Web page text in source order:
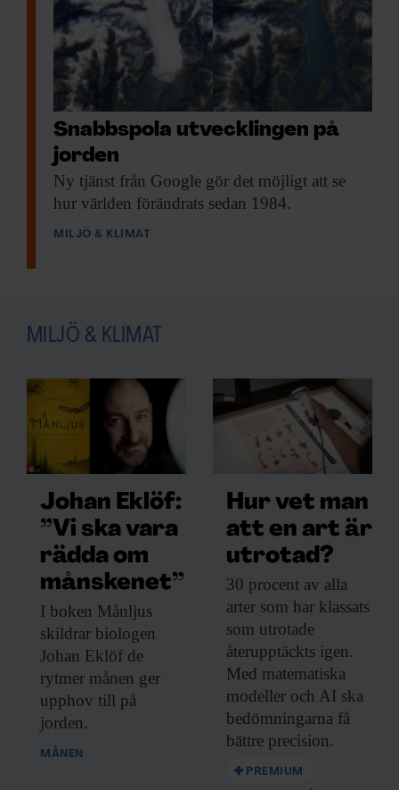
F&F I DIN MEJLBOX!
Håll dig uppdaterad med
F&F:s nyhetsbrev!
Beställ nyhetsbrev
KUNSKAP BASERAD PÅ VETENSKAP
Prenumerera på
Forskning & Framsteg!
Inlogg tillfof.se och app • E-tidning
Nyhetsbrev • Rabatt på våra
evenemang
Beställ i dag!
Snabbspola utvecklingen på
jorden
Ny tjänst från Google gör det möjligt att se
hur världen förändrats sedan 1984.
MILJÖ & KLIMAT
MILJÖ & KLIMAT
Johan Eklöf:
”Vi ska vara
rädda om
månskenet”
I boken Månljus
skildrar biologen
Johan Eklöf de
rytmer månen ger
upphov till på
jorden.
MÅNEN
Hur vet man
att en art är
utrotad?
30 procent av alla
arter som har klassats
som utrotade
återupptäckts igen.
Med matematiska
modeller och AI ska
bedömningarna få
bättre precision.
PREMIUM